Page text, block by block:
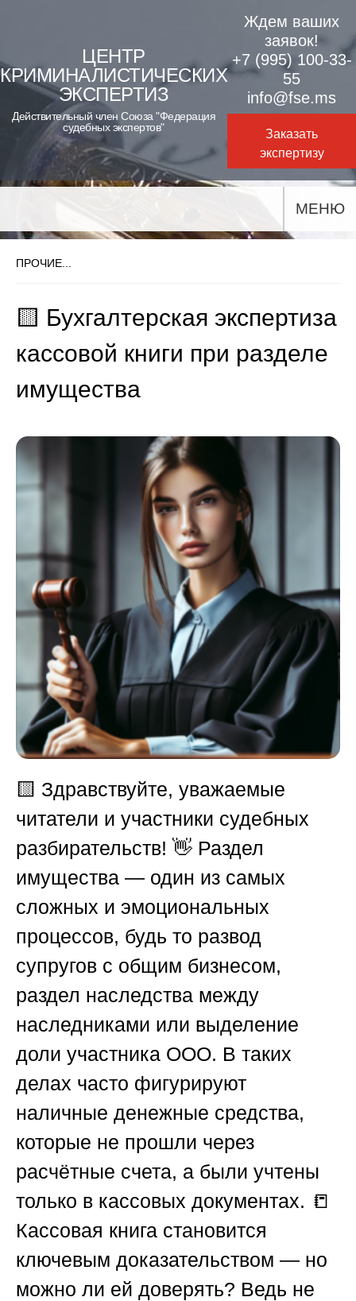
content
ЦЕНТР
КРИМИНАЛИСТИЧЕСКИХ
ЭКСПЕРТИЗ
Действительный член Союза "Федерация
судебных экспертов"
Ждем ваших
заявок!
+7 (995) 100-33-
55
info@fse.ms
Заказать
экспертизу
МЕНЮ
ПРОЧИЕ...
🟨 Бухгалтерская экспертиза
кассовой книги при разделе
имущества
🟨 Здравствуйте, уважаемые
читатели и участники судебных
разбирательств! 👋 Раздел
имущества — один из самых
сложных и эмоциональных
процессов, будь то развод
супругов с общим бизнесом,
раздел наследства между
наследниками или выделение
доли участника ООО. В таких
делах часто фигурируют
наличные денежные средства,
которые не прошли через
расчётные счета, а были учтены
только в кассовых документах. 📒
Кассовая книга становится
ключевым доказательством — но
можно ли ей доверять? Ведь не